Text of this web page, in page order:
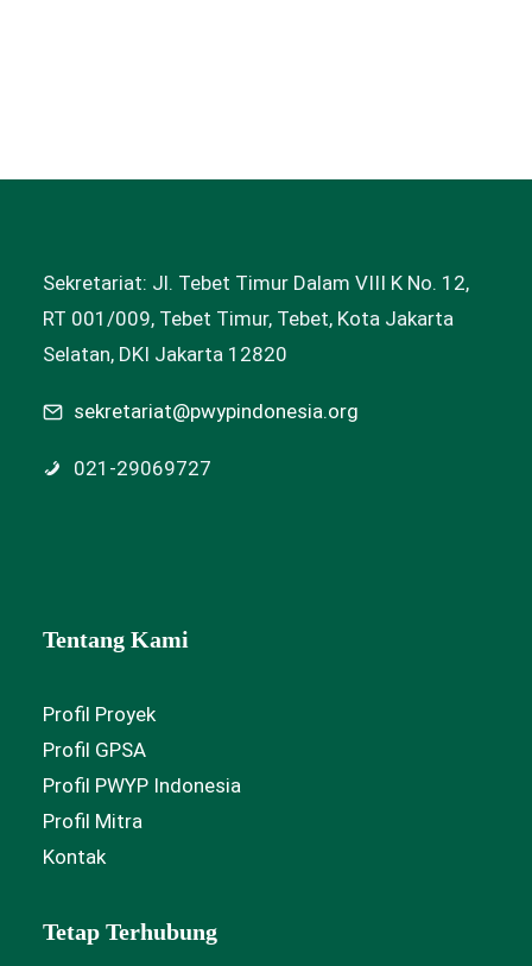
Sekretariat: Jl. Tebet Timur Dalam VIII K No. 12,
RT 001/009, Tebet Timur, Tebet, Kota Jakarta
Selatan, DKI Jakarta 12820
sekretariat@pwypindonesia.org
021-29069727
Tentang Kami
Profil Proyek
Profil GPSA
Profil PWYP Indonesia
Profil Mitra
Kontak
Tetap Terhubung